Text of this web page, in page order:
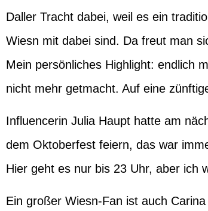
Daller Tracht dabei, weil es ein
Wiesn mit dabei sind. Da freut man
Mein persönliches Highlight: endlich
nicht mehr getmacht. Auf eine
Influencerin Julia Haupt hatte am
dem Oktoberfest feiern, das war
Hier geht es nur bis 23 Uhr, aber ich
Ein großer Wiesn-Fan ist auch